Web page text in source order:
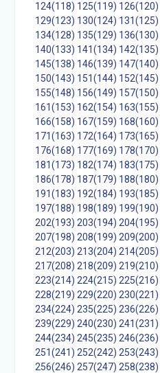
124(118) 125(119) 126(120)
129(123) 130(124) 131(125)
134(128) 135(129) 136(130)
140(133) 141(134) 142(135)
145(138) 146(139) 147(140)
150(143) 151(144) 152(145)
155(148) 156(149) 157(150)
161(153) 162(154) 163(155)
166(158) 167(159) 168(160)
171(163) 172(164) 173(165)
176(168) 177(169) 178(170)
181(173) 182(174) 183(175)
186(178) 187(179) 188(180)
191(183) 192(184) 193(185)
197(188) 198(189) 199(190)
202(193) 203(194) 204(195)
207(198) 208(199) 209(200)
212(203) 213(204) 214(205)
217(208) 218(209) 219(210)
223(214) 224(215) 225(216)
228(219) 229(220) 230(221)
234(224) 235(225) 236(226)
239(229) 240(230) 241(231)
244(234) 245(235) 246(236)
251(241) 252(242) 253(243)
256(246) 257(247) 258(238)